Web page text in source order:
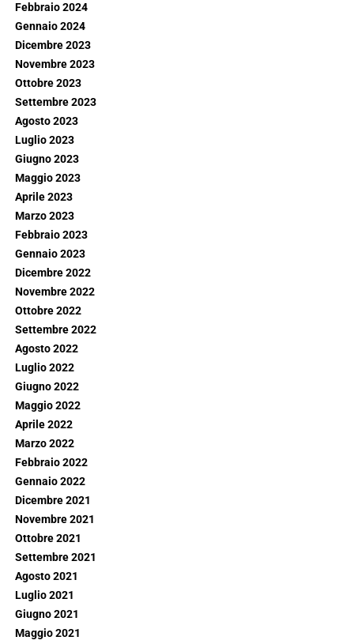
Febbraio 2024
Gennaio 2024
Dicembre 2023
Novembre 2023
Ottobre 2023
Settembre 2023
Agosto 2023
Luglio 2023
Giugno 2023
Maggio 2023
Aprile 2023
Marzo 2023
Febbraio 2023
Gennaio 2023
Dicembre 2022
Novembre 2022
Ottobre 2022
Settembre 2022
Agosto 2022
Luglio 2022
Giugno 2022
Maggio 2022
Aprile 2022
Marzo 2022
Febbraio 2022
Gennaio 2022
Dicembre 2021
Novembre 2021
Ottobre 2021
Settembre 2021
Agosto 2021
Luglio 2021
Giugno 2021
Maggio 2021